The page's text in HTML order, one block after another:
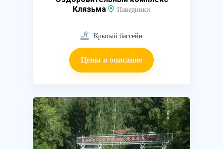
Клязьма
Паведники
Крытый бассейн
Цены и описание